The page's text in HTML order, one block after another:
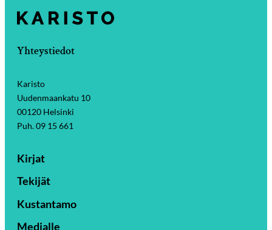
Yhteystiedot
Karisto
Uudenmaankatu 10
00120 Helsinki
Puh. 09 15 661
Kirjat
Tekijät
Kustantamo
Medialle